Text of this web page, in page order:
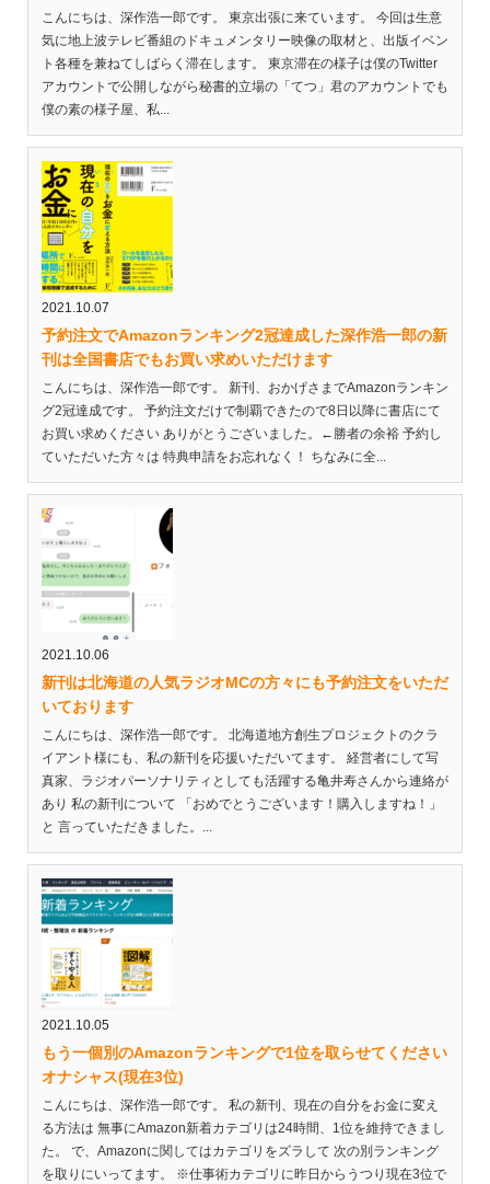
こんにちは、深作浩一郎です。 東京出張に来ています。 今回は生意
気に地上波テレビ番組のドキュメンタリー映像の取材と、出版イベン
ト各種を兼ねてしばらく滞在します。 東京滞在の様子は僕のTwitter
アカウントで公開しながら秘書的立場の「てつ」君のアカウントでも
僕の素の様子屋、私...
2021.10.07
予約注文でAmazonランキング2冠達成した深作浩一郎の新
刊は全国書店でもお買い求めいただけます
こんにちは、深作浩一郎です。 新刊、おかげさまでAmazonランキン
グ2冠達成です。 予約注文だけで制覇できたので8日以降に書店にて
お買い求めください ありがとうございました。←勝者の余裕 予約し
ていただいた方々は 特典申請をお忘れなく！ ちなみに全...
2021.10.06
新刊は北海道の人気ラジオMCの方々にも予約注文をいただ
いております
こんにちは、深作浩一郎です。 北海道地方創生プロジェクトのクラ
イアント様にも、私の新刊を応援いただいてます。 経営者にして写
真家、ラジオパーソナリティとしても活躍する亀井寿さんから連絡が
あり 私の新刊について 「おめでとうございます！購入しますね！」
と 言っていただきました。...
2021.10.05
もう一個別のAmazonランキングで1位を取らせてください
オナシャス(現在3位)
こんにちは、深作浩一郎です。 私の新刊、現在の自分をお金に変え
る方法は 無事にAmazon新着カテゴリは24時間、1位を維持できまし
た。 で、Amazonに関してはカテゴリをズラして 次の別ランキング
を取りにいってます。 ※仕事術カテゴリに昨日からうつり現在3位で